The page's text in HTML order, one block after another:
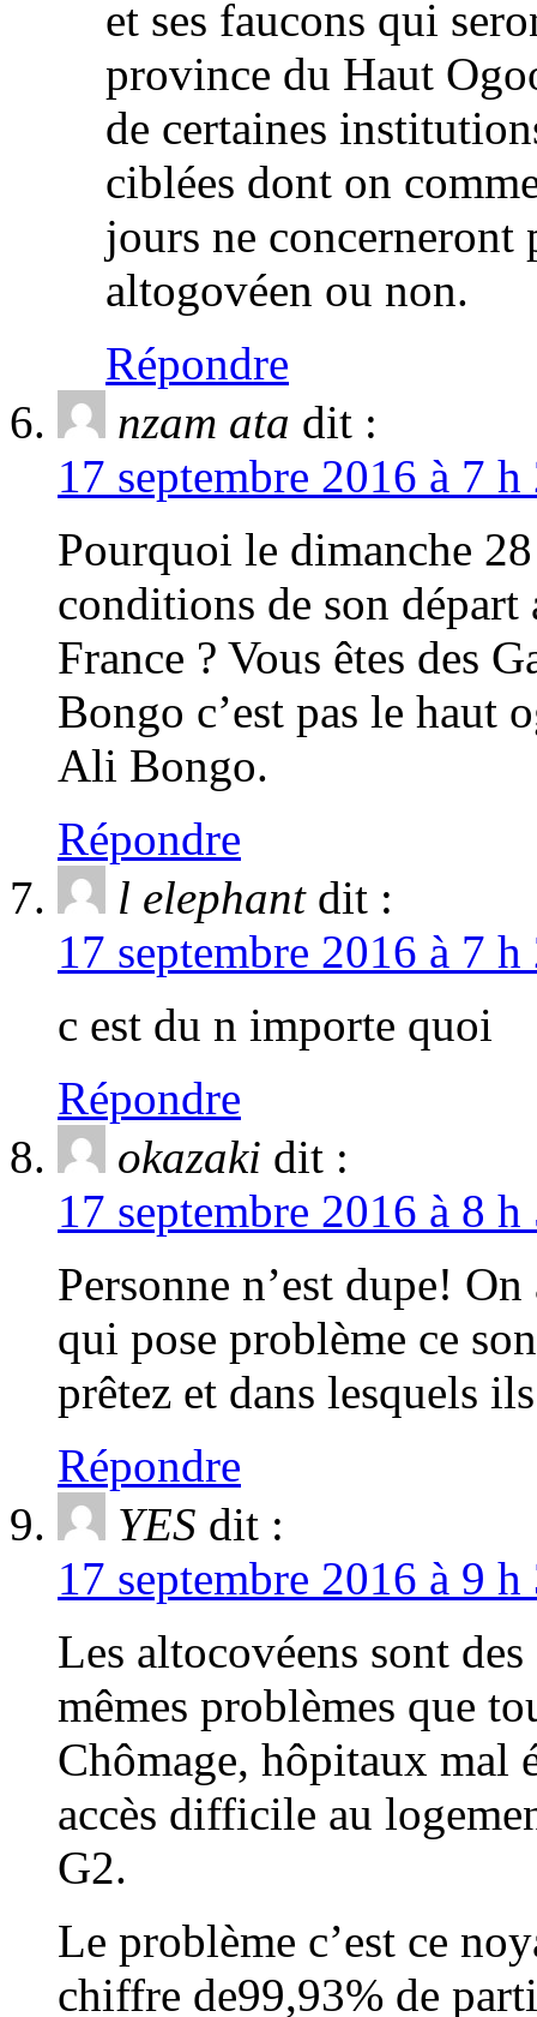
et ses faucons qui
province du Haut
de certaines
ciblées dont on
jours ne concerneront
altogovéen ou non.
Répondre
nzam ata dit :
17 septembre 2016 à 7
Pourquoi le dimanche
conditions de son départ
France ? Vous êtes des
Bongo c’est pas le haut
Ali Bongo.
Répondre
l elephant dit :
17 septembre 2016 à 7
c est du n importe quoi
Répondre
okazaki dit :
17 septembre 2016 à 8
Personne n’est dupe!
qui pose problème ce
prêtez et dans lesquels
Répondre
YES dit :
17 septembre 2016 à 9
Les altocovéens sont
mêmes problèmes que
Chômage, hôpitaux mal
accès difficile au
G2.
Le problème c’est ce
chiffre de99,93% de